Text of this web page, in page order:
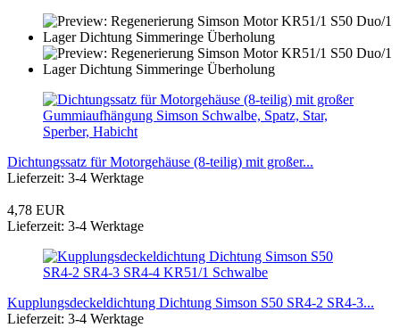
Dichtungssatz für Motorgehäuse (8-teilig) mit großer...
Lieferzeit: 3-4 Werktage
4,78 EUR
Lieferzeit: 3-4 Werktage
Kupplungsdeckeldichtung Dichtung Simson S50 SR4-2 SR4-3...
Lieferzeit: 3-4 Werktage